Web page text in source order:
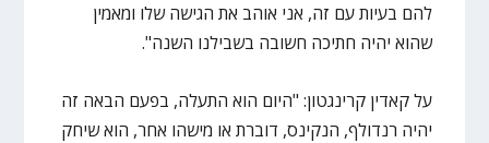
להם בעיות עם זה, אני אוהב את הגישה שלו ומאמין
שהוא יהיה חתיכה חשובה בשבילנו השנה".
על קאדין קרינגטון: "היום הוא התעלה, בפעם הבאה זה
יהיה רנדולף, הנקינס, דוברת או מישהו אחר, הוא שיחק